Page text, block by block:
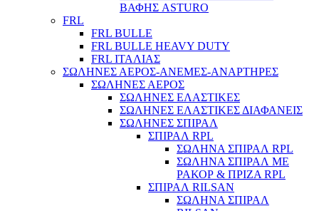
ΒΑΦΗΣ ASTURO
FRL
FRL BULLE
FRL BULLE HEAVY DUTY
FRL ΙΤΑΛΙΑΣ
ΣΩΛΗΝΕΣ ΑΕΡΟΣ-ΑΝΕΜΕΣ-ΑΝΑΡΤΗΡΕΣ
ΣΩΛΗΝΕΣ ΑΕΡΟΣ
ΣΩΛΗΝΕΣ ΕΛΑΣΤΙΚΕΣ
ΣΩΛΗΝΕΣ ΕΛΑΣΤΙΚΕΣ ΔΙΑΦΑΝΕΙΣ
ΣΩΛΗΝΕΣ ΣΠΙΡΑΛ
ΣΠΙΡΑΛ RPL
ΣΩΛΗΝΑ ΣΠΙΡΑΛ RPL
ΣΩΛΗΝΑ ΣΠΙΡΑΛ ΜΕ
ΡΑΚΟΡ & ΠΡΙΖΑ RPL
ΣΠΙΡΑΛ RILSAN
ΣΩΛΗΝΑ ΣΠΙΡΑΛ